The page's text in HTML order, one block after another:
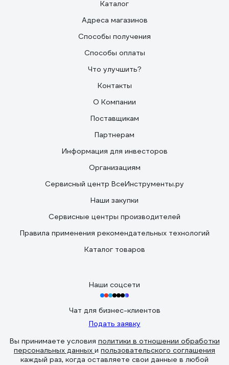
можно посмотреть, кто у двери, даже если
находишься не дома. Есть датчик движения - пишет,
если кто-то просто прошёл мимо, удобно для
контроля. Монтаж простой, внешний вид стильный -
надёжный вариант за свои деньги.
Каталог
Адреса магазинов
Способы получения
Способы оплаты
Что улучшить?
Контакты
О Компании
Поставщикам
Партнерам
Информация для инвесторов
Организациям
Сервисный центр ВсеИнструменты.ру
Наши закупки
Сервисные центры производителей
Правила применения рекомендательных технологий
Каталог товаров
Наши соцсети
Чат для бизнес-клиентов
Подать заявку
Вы принимаете условия политики в отношении обработки
персональных данных и пользовательского соглашения
каждый раз, когда оставляете свои данные в любой